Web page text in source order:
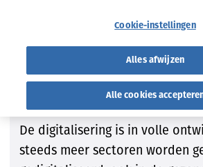
Tijd om het over de
Health Data Space
De digitalisering is in volle
steeds meer sectoren worden
Cookie-instellingen
Alles afwijzen
Alle cookies